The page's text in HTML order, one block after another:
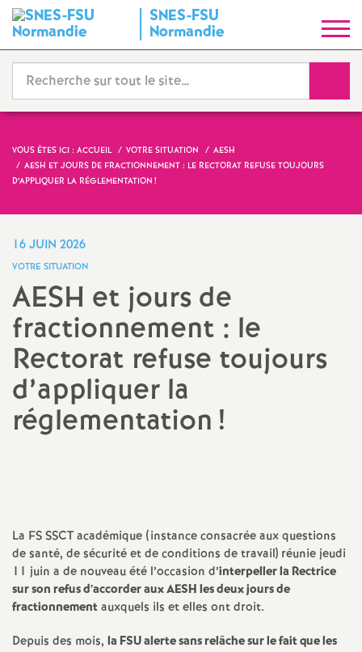
SNES-FSU
Normandie
y
n
d
t
N
o
n
a
VOUS ÊTES ICI : ACCUEIL VOTRE SITUATION
AESH
AESH ET JOURS DE FRACTIONNEMENT : LE RECTORAT REFUSE TOUJOURS
D’APPLIQUER LA RÉGLEMENTATION !
16 JUIN 2026
VOTRE SITUATION
AESH et jours de
fractionnement : le
Rectorat refuse toujours
d’appliquer la
réglementation!
La FS SSCT académique (instance consacrée aux questions
de santé, de sécurité et de conditions de travail) réunie jeudi
11 juin a de nouveau été l’occasion d’interpeller la Rectrice
sur son refus d’accorder aux AESH les deux jours de
fractionnementauxquels ils et elles ont droit.
Depuis des mois, la FSU alerte sans relâche sur le fait que les